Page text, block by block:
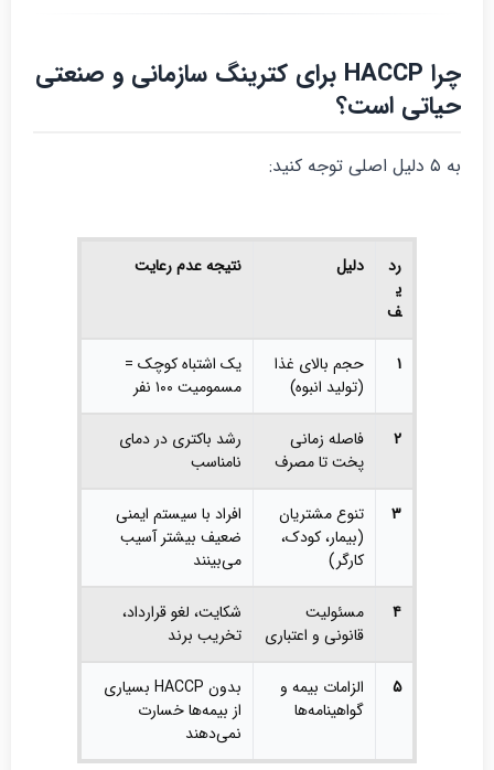
چرا HACCP برای کترینگ سازمانی و صنعتی
است؟
دلیل نتیجه عدم رعایت
حجم بالای غذا
(تولید انبوه)
یک اشتباه کوچک =
مسمومیت ۱۰۰ نفر
فاصله زمانی
پخت تا مصرف
رشد باکتری در دمای
نامناسب
تنوع مشتریان
(بیمار، کودک،
افراد با سیستم ایمنی
ضعیف بیشتر آسیب
می‌بینند
مسئولیت
قانونی و اعتباری
شکایت، لغو قرارداد،
تخریب برند
الزامات بیمه و
گواهینامه‌ها
بدون HACCP بسیاری
از بیمه‌ها خسارت
نمی‌دهند